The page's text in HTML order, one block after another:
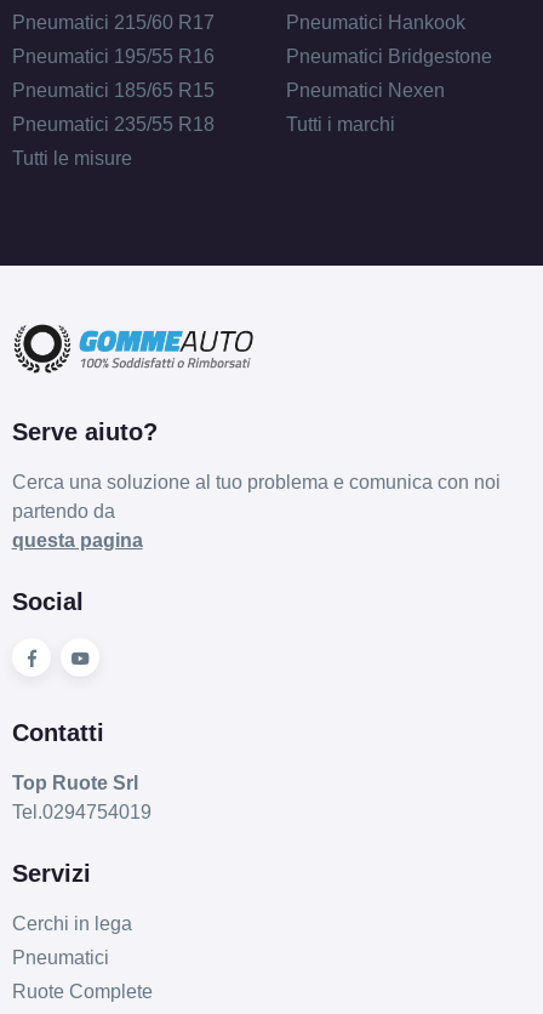
Pneumatici 215/60 R17
Pneumatici 195/55 R16
Pneumatici 185/65 R15
Pneumatici 235/55 R18
Tutti le misure
Pneumatici Hankook
Pneumatici Bridgestone
Pneumatici Nexen
Tutti i marchi
Serve aiuto?
Cerca una soluzione al tuo problema e comunica con noi
partendo da
questa pagina
Social
Contatti
Top Ruote Srl
Tel.0294754019
Servizi
Cerchi in lega
Pneumatici
Ruote Complete